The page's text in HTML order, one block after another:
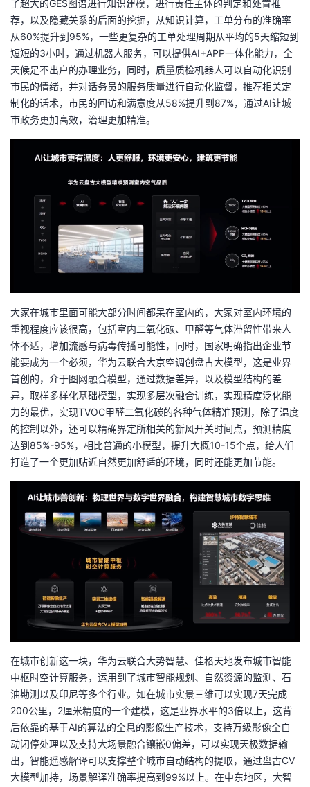
了超大的GES图谱进行知识建模，进行责任主体的判定和处置推
荐，以及隐藏关系的后面的挖掘，从知识计算，工单分布的准确率
从60%提升到95%，一些更复杂的工单处理周期从平均的5天缩短到
短短的3小时，通过机器人服务，可以提供AI+APP一体化能力，全
天候足不出户的办理业务，同时，质量质检机器人可以自动化识别
市民的情绪，并对话务员的服务质量进行自动化监督，推荐相关定
制化的话术，市民的回访和满意度从58%提升到87%，通过AI让城
市政务更加高效，治理更加精准。
大家在城市里面可能大部分时间都呆在室内的，大家对室内环境的
重视程度应该很高，包括室内二氧化碳、甲醛等气体滞留性带来人
体不适，增加流感与病毒传播可能性，同时，国家明确指出企业节
能要成为一个必须，华为云联合大京空调创盘古大模型，这是业界
首创的，介于图网融合模型，通过数据差异，以及模型结构的差
异，取样多样化基础模型，实现多层次融合训练，实现精度泛化能
力的最优，实现TVOC甲醛二氧化碳的各种气体精准预测，除了温度
的控制以外，还可以精确界定所相关的新风开关时间点，预测精度
达到85%-95%，相比普通的小模型，提升大概10-15个点，给人们
打造了一个更加贴近自然更加舒适的环境，同时还能更加节能。
在城市创新这一块，华为云联合大势智慧、佳格天地发布城市智能
中枢时空计算服务，运用到了城市智能规划、自然资源的监测、石
油勘测以及印尼等多个行业。如在城市实景三维可以实现7天完成
200公里，2厘米精度的一个建模，这是业界水平的3倍以上，这背
后依靠的基于AI的算法的全息的影像生产技术，支持万级影像全自
动闭停处理以及支持大场景融合镶嵌0偏差，可以实现天极数据输
出，智能遥感解译可以支撑整个城市自动结构的提取，通过盘古CV
大模型加持，场景解译准确率提高到99%以上。在中东地区，大智